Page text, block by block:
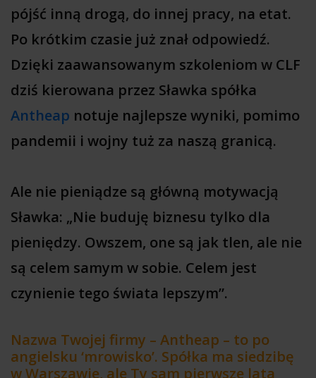
pójść inną drogą, do innej pracy, na etat.
Po krótkim czasie już znał odpowiedź.
Dzięki zaawansowanym szkoleniom w CLF
dziś kierowana przez Sławka spółka
Antheap notuje najlepsze wyniki, pomimo
pandemii i wojny tuż za naszą granicą.
Ale nie pieniądze są główną motywacją
Sławka: „Nie buduję biznesu tylko dla
pieniędzy. Owszem, one są jak tlen, ale nie
są celem samym w sobie. Celem jest
czynienie tego świata lepszym”.
Nazwa Twojej firmy – Antheap – to po
angielsku ‘mrowisko’. Spółka ma siedzibę
w Warszawie, ale Ty sam pierwsze lata